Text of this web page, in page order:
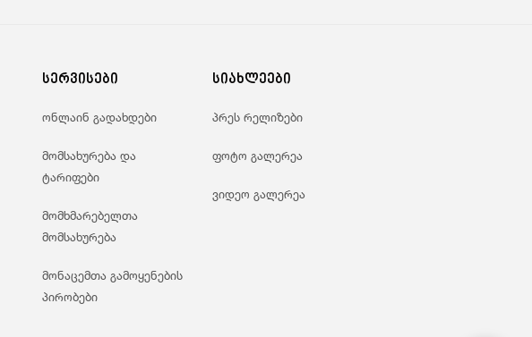
სერვისები
ონლაინ გადახდები
მომსახურება და
ტარიფები
მომხმარებელთა
მომსახურება
მონაცემთა გამოყენების
პირობები
სიახლეები
პრეს რელიზები
ფოტო გალერეა
ვიდეო გალერეა